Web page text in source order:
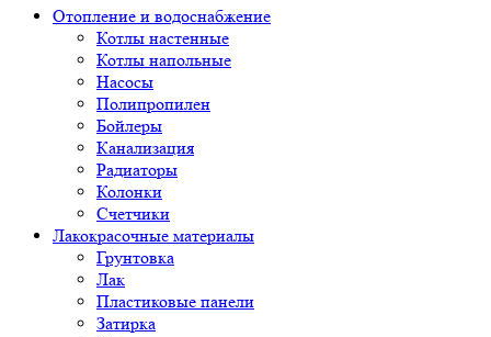
Отопление и водоснабжение
Котлы настенные
Котлы напольные
Насосы
Полипропилен
Бойлеры
Канализация
Радиаторы
Колонки
Счетчики
Лакокрасочные материалы
Грунтовка
Лак
Пластиковые панели
Затирка